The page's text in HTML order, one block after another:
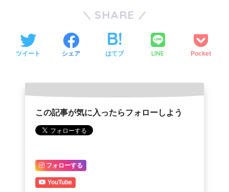
SHARE
ツイート シェア はてブ LINE Pocket
この記事が気に入ったらフォローしよう
フォローする
YouTube